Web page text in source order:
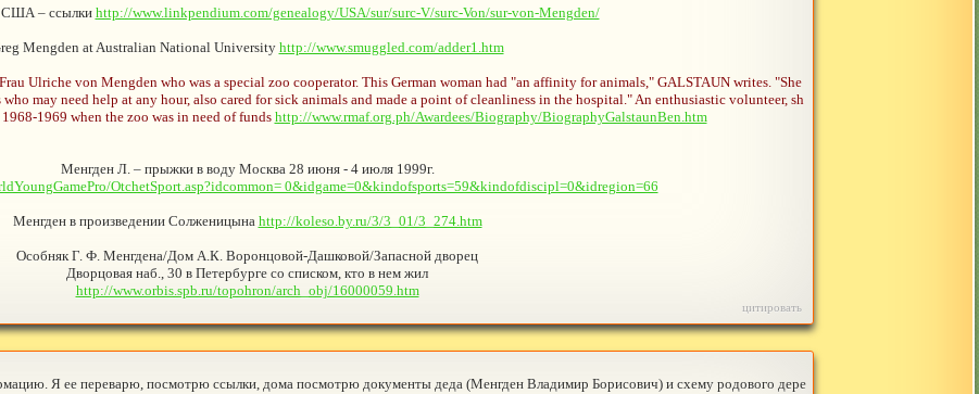
– ссылки http://www.linkpendium.com/genealogy/USA/sur/surc-V/surc-Von/sur-von-Mengden/
Mengden at Australian National University http://www.smuggled.com/adder1.htm
Ulriche von Mengden who was a special zoo cooperator. This German woman had "an affinity for animals," GALSTAUN writes. "She
may need help at any hour, also cared for sick animals and made a point of cleanliness in the hospital." An enthusiastic volunteer, sh
1969 when the zoo was in need of funds http://www.rmaf.org.ph/Awardees/Biography/BiographyGalstaunBen.htm
Менгден Л. – прыжки в воду Москва 28 июня - 4 июля 1999г.
OtchetSport.asp?idcommon= 0&idgame=0&kindofsports=59&kindofdiscipl=0&idregion=66
Менгден в произведении Солженицына http://koleso.by.ru/3/3_01/3_274.htm
Особняк Г. Ф. Менгдена/Дом А.К. Воронцовой-Дашковой/Запасной дворец
Дворцовая наб., 30 в Петербурге со списком, кто в нем жил
http://www.orbis.spb.ru/topohron/arch_obj/16000059.htm
цитировать
Я ее переварю, посмотрю ссылки, дома посмотрю документы деда (Менгден Владимир Борисович) и схему родового дере